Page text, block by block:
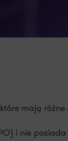
mają różne
i nie